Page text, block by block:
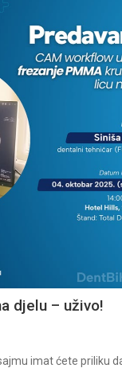
djelu – uživo!
imat ćete priliku